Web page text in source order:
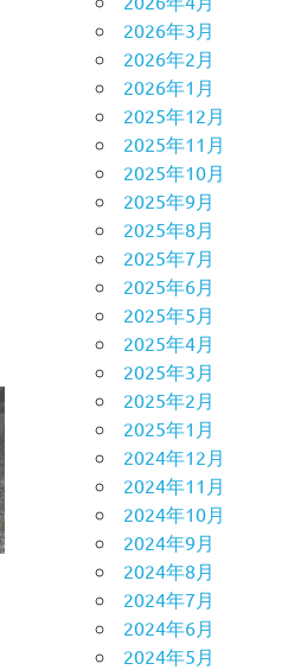
2026年3月
2026年2月
2026年1月
2025年12月
2025年11月
2025年10月
2025年9月
2025年8月
2025年7月
2025年6月
2025年5月
2025年4月
2025年3月
2025年2月
2025年1月
2024年12月
2024年11月
2024年10月
2024年9月
2024年8月
2024年7月
2024年6月
2024年5月